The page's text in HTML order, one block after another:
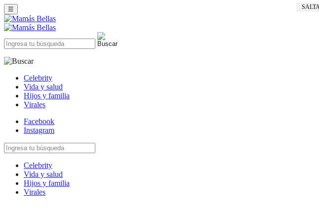
☰
Celebrity
Vida y salud
Hijos y familia
Virales
Facebook
Instagram
Celebrity
Vida y salud
Hijos y familia
Virales